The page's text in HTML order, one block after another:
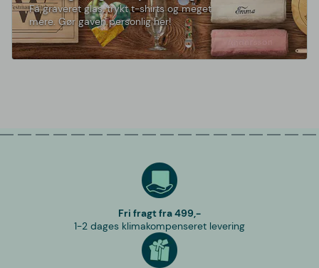
Få graveret glas, trykt t-shirts og meget
mere. Gør gaven personlig her!
Fri fragt fra 499,-
1-2 dages klimakompenseret levering